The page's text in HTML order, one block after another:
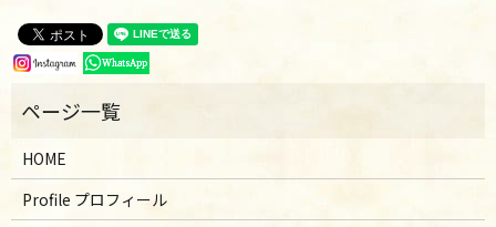
HOME
Profile プロフィール